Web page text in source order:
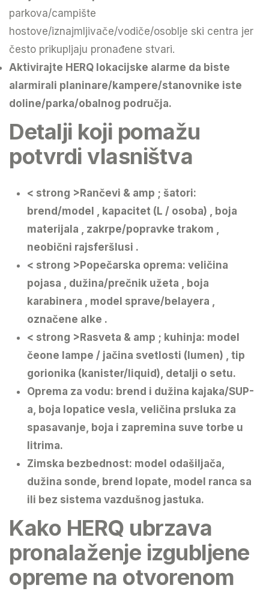
parkova/campište
hostove/iznajmljivače/vodiče/osoblje ski centra jer
često prikupljaju pronađene stvari.
Aktivirajte HERQ lokacijske alarme da biste
alarmirali planinare/kampere/stanovnike iste
doline/parka/obalnog područja.
Detalji koji pomažu
potvrdi vlasništva
< strong >Rančevi & amp ; šatori:
brend/model , kapacitet (L / osoba) , boja
materijala , zakrpe/popravke trakom ,
neobični rajsferšlusi .
< strong >Popečarska oprema: veličina
pojasa , dužina/prečnik užeta , boja
karabinera , model sprave/belayera ,
označene alke .
< strong >Rasveta & amp ; kuhinja: model
čeone lampe / jačina svetlosti (lumen) , tip
gorionika (kanister/liquid), detalji o setu.
Oprema za vodu: brend i dužina kajaka/SUP-
a, boja lopatice vesla, veličina prsluka za
spasavanje, boja i zapremina suve torbe u
litrima.
Zimska bezbednost: model odašiljača,
dužina sonde, brend lopate, model ranca sa
ili bez sistema vazdušnog jastuka.
Kako HERQ ubrzava
pronalaženje izgubljene
opreme na otvorenom